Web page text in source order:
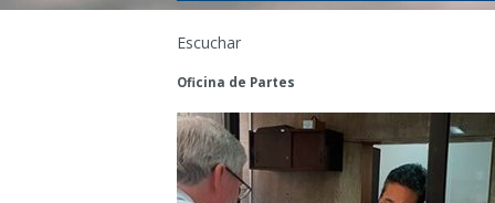
Escuchar
Oficina de Partes